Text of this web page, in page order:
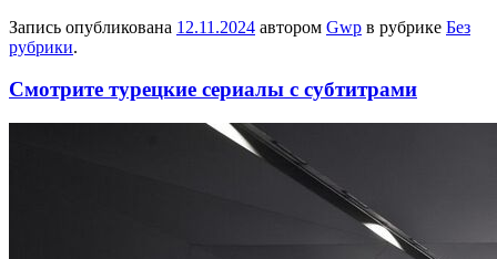
Запись опубликована 12.11.2024 автором Gwp в рубрике Без
рубрики.
Смотрите турецкие сериалы с субтитрами